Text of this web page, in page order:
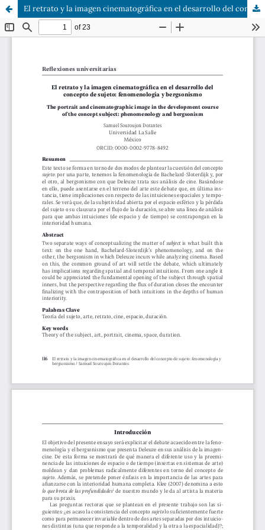
El retrato y la imagen cinematográfica en el desarrollo del concepto de sujeto: fenomenología y bergsonismo